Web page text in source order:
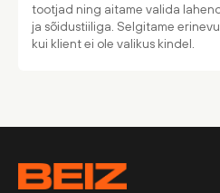
tootjad ning aitame valida
ja sõidustiiliga. Selgitame
kui klient ei ole valikus kindel.